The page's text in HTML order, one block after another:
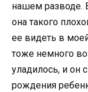
нашем разводе.
она такого
ее видеть в
тоже немного
уладилось, и он
рождения